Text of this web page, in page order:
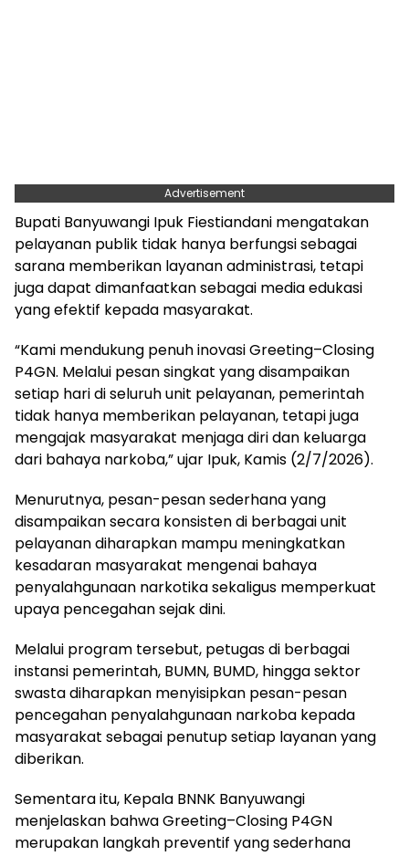
Advertisement
Bupati Banyuwangi Ipuk Fiestiandani mengatakan
pelayanan publik tidak hanya berfungsi sebagai
sarana memberikan layanan administrasi, tetapi
juga dapat dimanfaatkan sebagai media edukasi
yang efektif kepada masyarakat.
“Kami mendukung penuh inovasi Greeting–Closing
P4GN. Melalui pesan singkat yang disampaikan
setiap hari di seluruh unit pelayanan, pemerintah
tidak hanya memberikan pelayanan, tetapi juga
mengajak masyarakat menjaga diri dan keluarga
dari bahaya narkoba,” ujar Ipuk, Kamis (2/7/2026).
Menurutnya, pesan-pesan sederhana yang
disampaikan secara konsisten di berbagai unit
pelayanan diharapkan mampu meningkatkan
kesadaran masyarakat mengenai bahaya
penyalahgunaan narkotika sekaligus memperkuat
upaya pencegahan sejak dini.
Melalui program tersebut, petugas di berbagai
instansi pemerintah, BUMN, BUMD, hingga sektor
swasta diharapkan menyisipkan pesan-pesan
pencegahan penyalahgunaan narkoba kepada
masyarakat sebagai penutup setiap layanan yang
diberikan.
Sementara itu, Kepala BNNK Banyuwangi
menjelaskan bahwa Greeting–Closing P4GN
merupakan langkah preventif yang sederhana